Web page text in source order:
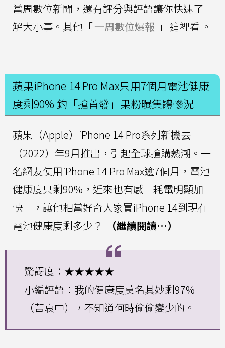
當周數位新聞，還有評分與評語讓你快速了
解大小事。其他「一周數位爆報 」 這裡看 。
蘋果iPhone 14 Pro Max只用7個月電池健康
度剩90% 釣「搶首發」果粉曝集體慘況
蘋果（Apple）iPhone 14 Pro系列新機去
（2022）年9月推出，引起全球搶購熱潮。一
名網友使用iPhone 14 Pro Max逾7個月，電池
健康度只剩90%，近來也有感「耗電明顯加
快」，讓他相當好奇大家買iPhone 14到現在
電池健康度剩多少？
（繼續閱讀…）
驚訝度：★★★★★
小編評語：我的健康度莫名其妙剩97%
（苦哀中），不知道何時偷偷變少的。